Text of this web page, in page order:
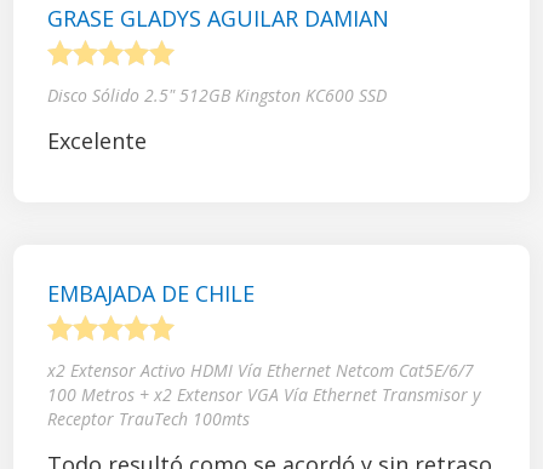
GRASE GLADYS AGUILAR DAMIAN
Disco Sólido 2.5" 512GB Kingston KC600 SSD
Excelente
EMBAJADA DE CHILE
x2 Extensor Activo HDMI Vía Ethernet Netcom Cat5E/6/7
100 Metros + x2 Extensor VGA Vía Ethernet Transmisor y
Receptor TrauTech 100mts